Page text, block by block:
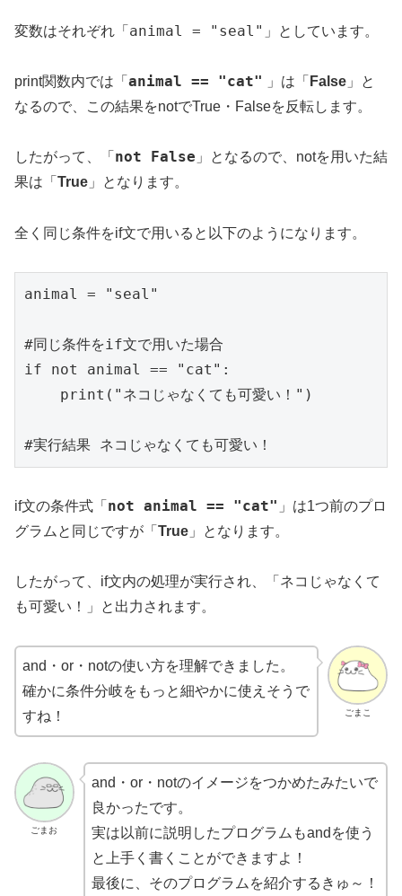
変数はそれぞれ「 animal = "seal" 」としています。
print関数内では「 animal == "cat" 」は「 False 」と
なるので、この結果をnotでTrue・Falseを反転します。
したがって、「 not False 」となるので、notを用いた結
果は「 True 」となります。
全く同じ条件をif文で用いると以下のようになります。
animal = "seal"
#同じ条件をif文で用いた場合
if not animal == "cat":
    print("ネコじゃなくても可愛い！")
#実行結果 ネコじゃなくても可愛い！
if文の条件式「 not animal == "cat" 」は1つ前のプロ
グラムと同じですが「 True 」となります。
したがって、if文内の処理が実行され、「ネコじゃなくて
も可愛い！」と出力されます。
ごまこ
and・or・notの使い方を理解できました。
確かに条件分岐をもっと細やかに使えそうで
すね！
ごまお
and・or・notのイメージをつかめたみたいで
良かったです。
実は以前に説明したプログラムもandを使う
と上手く書くことができますよ！
最後に、そのプログラムを紹介するきゅ～！